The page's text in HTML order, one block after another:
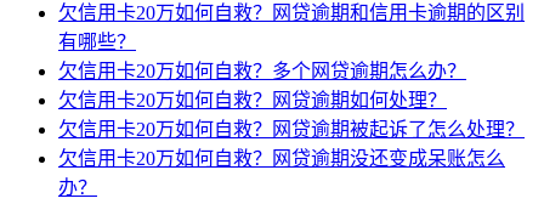
欠信用卡20万如何自救？网贷逾期和信用卡逾期的区别
有哪些？
欠信用卡20万如何自救？多个网贷逾期怎么办？
欠信用卡20万如何自救？网贷逾期如何处理？
欠信用卡20万如何自救？网贷逾期被起诉了怎么处理？
欠信用卡20万如何自救？网贷逾期没还变成呆账怎么
办？